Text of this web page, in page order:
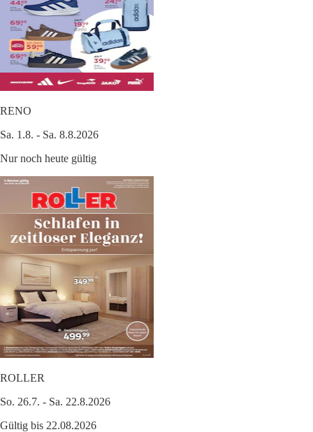
RENO
Sa. 1.8. - Sa. 8.8.2026
Nur noch heute gültig
ROLLER
So. 26.7. - Sa. 22.8.2026
Gültig bis 22.08.2026